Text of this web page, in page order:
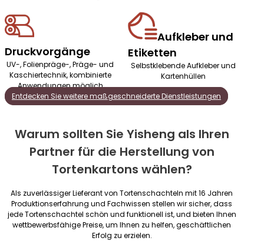
Druckvorgänge
UV-, Folienpräge-, Präge- und
Kaschiertechnik, kombinierte
Anwendungen möglich
Aufkleber und
Etiketten
Selbstklebende Aufkleber und
Kartenhüllen
Entdecken Sie weitere maßgeschneiderte Dienstleistungen
Warum sollten Sie Yisheng als Ihren
Partner für die Herstellung von
Tortenkartons wählen?
Als zuverlässiger Lieferant von Tortenschachteln mit 16 Jahren
Produktionserfahrung und Fachwissen stellen wir sicher, dass
jede Tortenschachtel schön und funktionell ist, und bieten Ihnen
wettbewerbsfähige Preise, um Ihnen zu helfen, geschäftlichen
Erfolg zu erzielen.